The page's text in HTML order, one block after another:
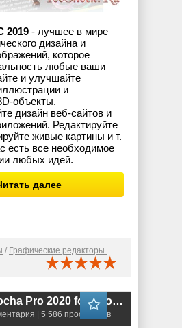
2019 - лучшее в мире
дизайна и
которое
любые ваши
и улучшайте
и
объекты.
дизайн веб-сайтов и
Редактируйте
живые картины и т.
есть все необходимое
любых идей.
далее
/ Графические редакторы (2D)
Boris FX - Mocha Pro 2020 for Adobe & OFX (7.0.3.54) RePack
| 5 586 просмотров